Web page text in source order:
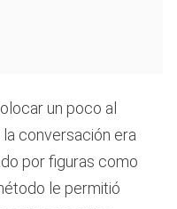
un poco al
conversación era
por figuras como
le permitió